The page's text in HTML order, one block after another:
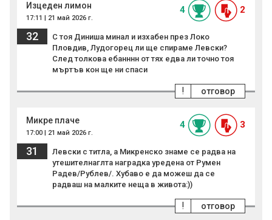
Изцеден лимон
17:11 | 21 май 2026 г.
4 2
32
С тоя Диниша минал и изхабен през Локо
Пловдив, Лудогорец ли ще спираме Левски?
След толкова ебанннн от тях едва ли точно тоя
мъртъв кон ще ни спаси
отговор
!
Микре плаче
17:00 | 21 май 2026 г.
4 3
31
Левски с титла, а Микренско знаме се радва на
утешителнаглта наградка уредена от Румен
Радев/Рублев/. Хубаво е да можеш да се
радваш на малките неща в живота:))
отговор
!